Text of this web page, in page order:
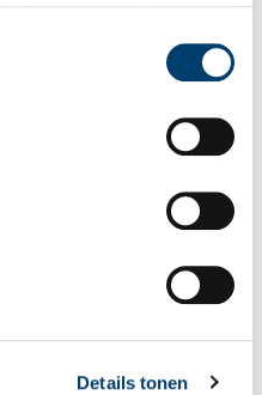
Details tonen
een mysterieuze straling en
destijds sterk tot de
als radioactiviteit zelf, dat
in – overigens samen met de